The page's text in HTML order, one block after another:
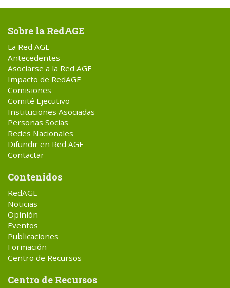
Sobre la RedAGE
La Red AGE
Antecedentes
Asociarse a la Red AGE
Impacto de RedAGE
Comisiones
Comité Ejecutivo
Instituciones Asociadas
Personas Socias
Redes Nacionales
Difundir en Red AGE
Contactar
Contenidos
RedAGE
Noticias
Opinión
Eventos
Publicaciones
Formación
Centro de Recursos
Centro de Recursos